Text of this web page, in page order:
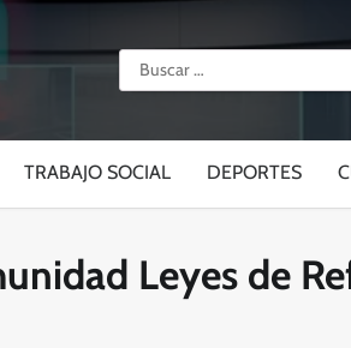
Buscar:
TRABAJO SOCIAL DEPORTES
Leyes de